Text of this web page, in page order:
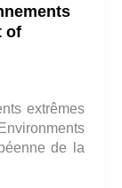
of
extrêmes
de la